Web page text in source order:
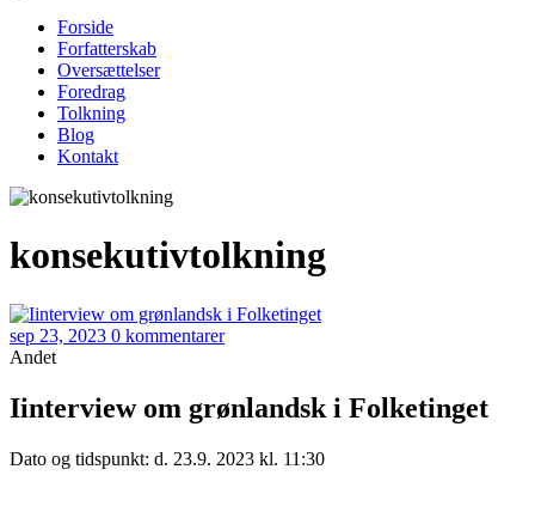
Primær
navigation
Forside
Forfatterskab
Oversættelser
Foredrag
Tolkning
Blog
Kontakt
konsekutivtolkning
sep 23, 2023 0 kommentarer
Andet
Iinterview om grønlandsk i Folketinget
Dato og tidspunkt: d. 23.9. 2023 kl. 11:30